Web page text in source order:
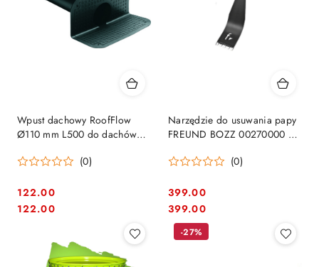
Wpust dachowy RoofFlow
Ø110 mm L500 do dachów
termozgrzewalną
(0)
Cena:
122.00
Cena:
122.00
Narzędzie do usuwania papy
FREUND BOZZ 00270000 –
dekarski
(0)
Cena:
399.00
Cena:
399.00
-27%